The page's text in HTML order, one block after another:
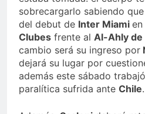
sobrecargarlo sabiendo
del debut de Inter Miami en
Clubes frente al Al-Ahly de
cambio será su ingreso por
dejará su lugar por
además este sábado
paralítica sufrida ante Chile.